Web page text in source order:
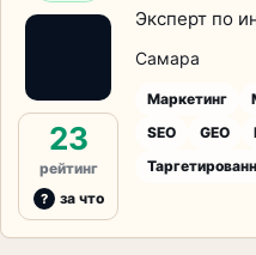
23
рейтинг
за что
Эксперт по
Самара
Маркетинг
SEO
GEO